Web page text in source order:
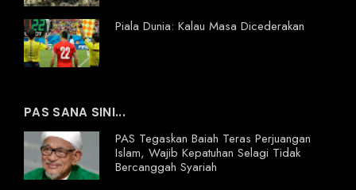
Piala Dunia: Kalau Masa Dicederakan
PAS SANA SINI...
PAS Tegaskan Baiah Teras Perjuangan
Islam, Wajib Kepatuhan Selagi Tidak
Bercanggah Syariah